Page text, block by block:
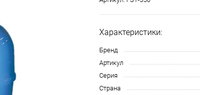
Характеристики:
Бренд
Артикул
Серия
Страна